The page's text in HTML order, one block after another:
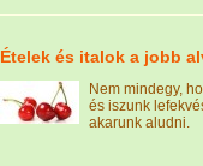
Ételek és italok a jobb
Nem mindegy,
és iszunk
akarunk aludni.